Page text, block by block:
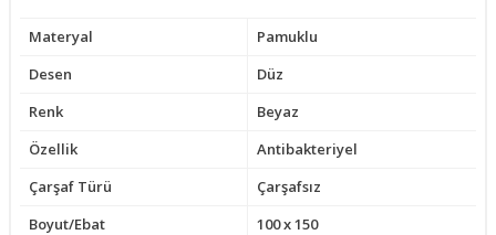
Materyal
Pamuklu
Desen
Düz
Renk
Beyaz
Özellik
Antibakteriyel
Çarşaf Türü
Çarşafsız
Boyut/Ebat
100 x 150